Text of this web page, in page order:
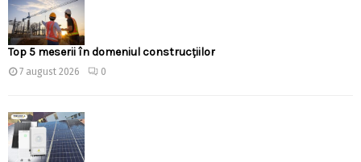
Top 5 meserii în domeniul construcțiilor
7 august 2026 0